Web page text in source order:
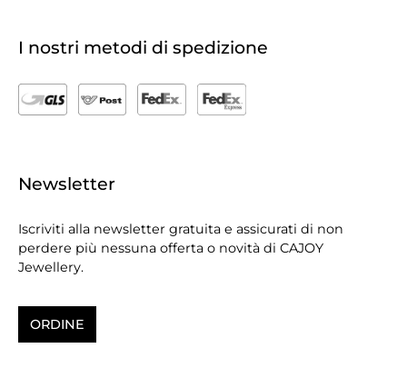
I nostri metodi di spedizione
Newsletter
Iscriviti alla newsletter gratuita e assicurati di non
perdere più nessuna offerta o novità di CAJOY
Jewellery.
ORDINE